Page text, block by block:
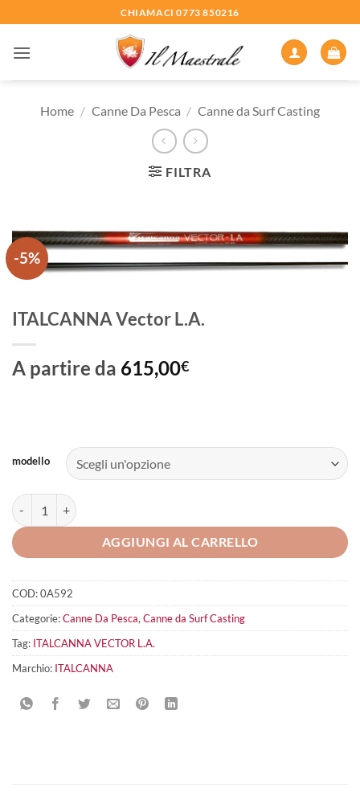
ai
contenuti
CHIAMACI 0773 850216
Home / Canne Da Pesca / Canne da Surf Casting
FILTRA
-5%
ITALCANNA Vector L.A.
A partire da 615,00€
modello
ITALCANNA Vector L.A. quantità
AGGIUNGI AL CARRELLO
COD:0A592
Categorie:Canne Da Pesca,Canne da Surf Casting
Tag: ITALCANNA VECTOR L.A.
Marchio: ITALCANNA